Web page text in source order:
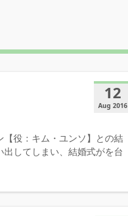
12
Aug 2016
【役：キム・ユンソ】との結
してしまい、結婚式がを台